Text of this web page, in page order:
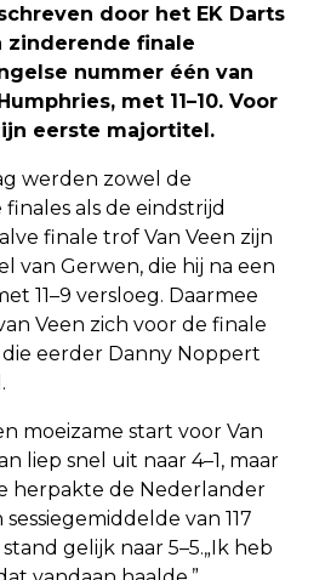
door het EK Darts
zinderende finale
nummer één van
met 11–10. Voor
eerste majortitel.
werden zowel de
als de eindstrijd
finale trof Van Veen zijn
van Gerwen, die hij na een
11–9 versloeg. Daarmee
Veen zich voor de finale
eerder Danny Noppert
moeizame start voor Van
liep snel uit naar 4–1, maar
herpakte de Nederlander
van 117
gelijk naar 5–5.„Ik heb